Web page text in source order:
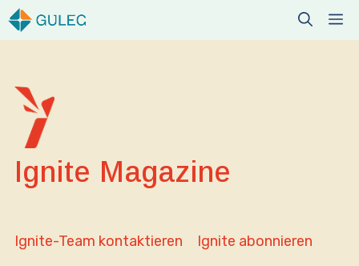
Zum
Inhalt
Ignite Magazine
Ignite-Team kontaktieren Ignite abonnieren